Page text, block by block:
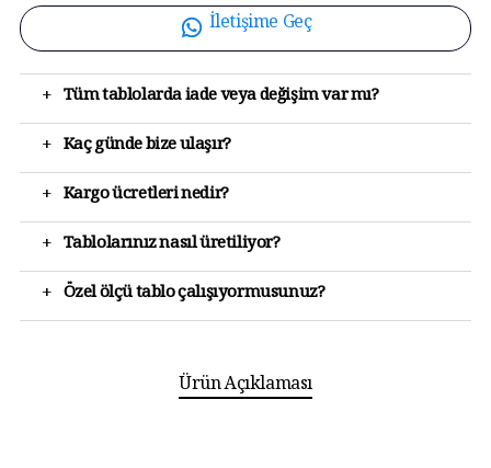
İletişime Geç
+ Tüm tablolarda iade veya değişim var mı?
+ Kaç günde bize ulaşır?
+ Kargo ücretleri nedir?
+ Tablolarınız nasıl üretiliyor?
+ Özel ölçü tablo çalışıyormusunuz?
Ürün Açıklaması